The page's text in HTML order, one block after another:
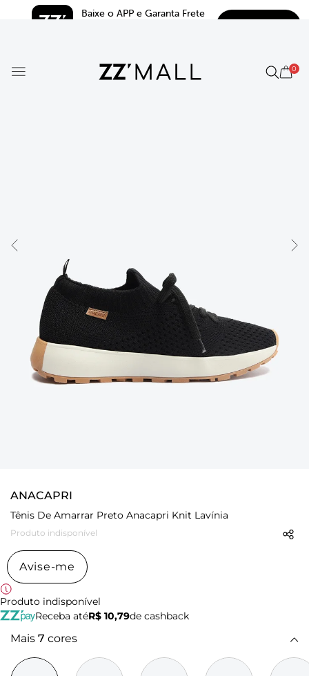
Baixe o APP e Garanta Frete
0
ANACAPRI
Tênis De Amarrar Preto Anacapri Knit Lavínia
Produto indisponível
Avise-me
Produto indisponível
Receba atéR$ 10,79de cashback
Mais 7 cores